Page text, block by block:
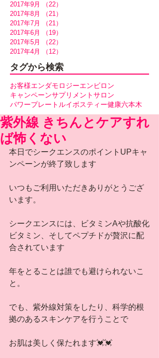
2017年9月
（22）
2017年8月
（21）
2017年7月
（21）
2017年6月
（19）
2017年5月
（22）
2017年4月
（12）
タグから検索
お客様エンダモロジーエンビロン
キャンペーンサプリメントサロン
パワープレート ルイボスティー健康六本木
紫外線 きちんとケアすれ
ば怖くない
本日でシークエンスのポイントUPキャ
ンペーンが終了致します
いつもご利用いただきありがとうござ
います。
シークエンスには、ビタミンAや抗酸化
ビタミン、そしてペプチドが贅沢に配
合されています
年をとることは誰でも避けられないこ
と。
でも、紫外線対策をしたり、科学的根
拠のあるスキンケアを行うことで
お肌は美しく保たれます💓💓